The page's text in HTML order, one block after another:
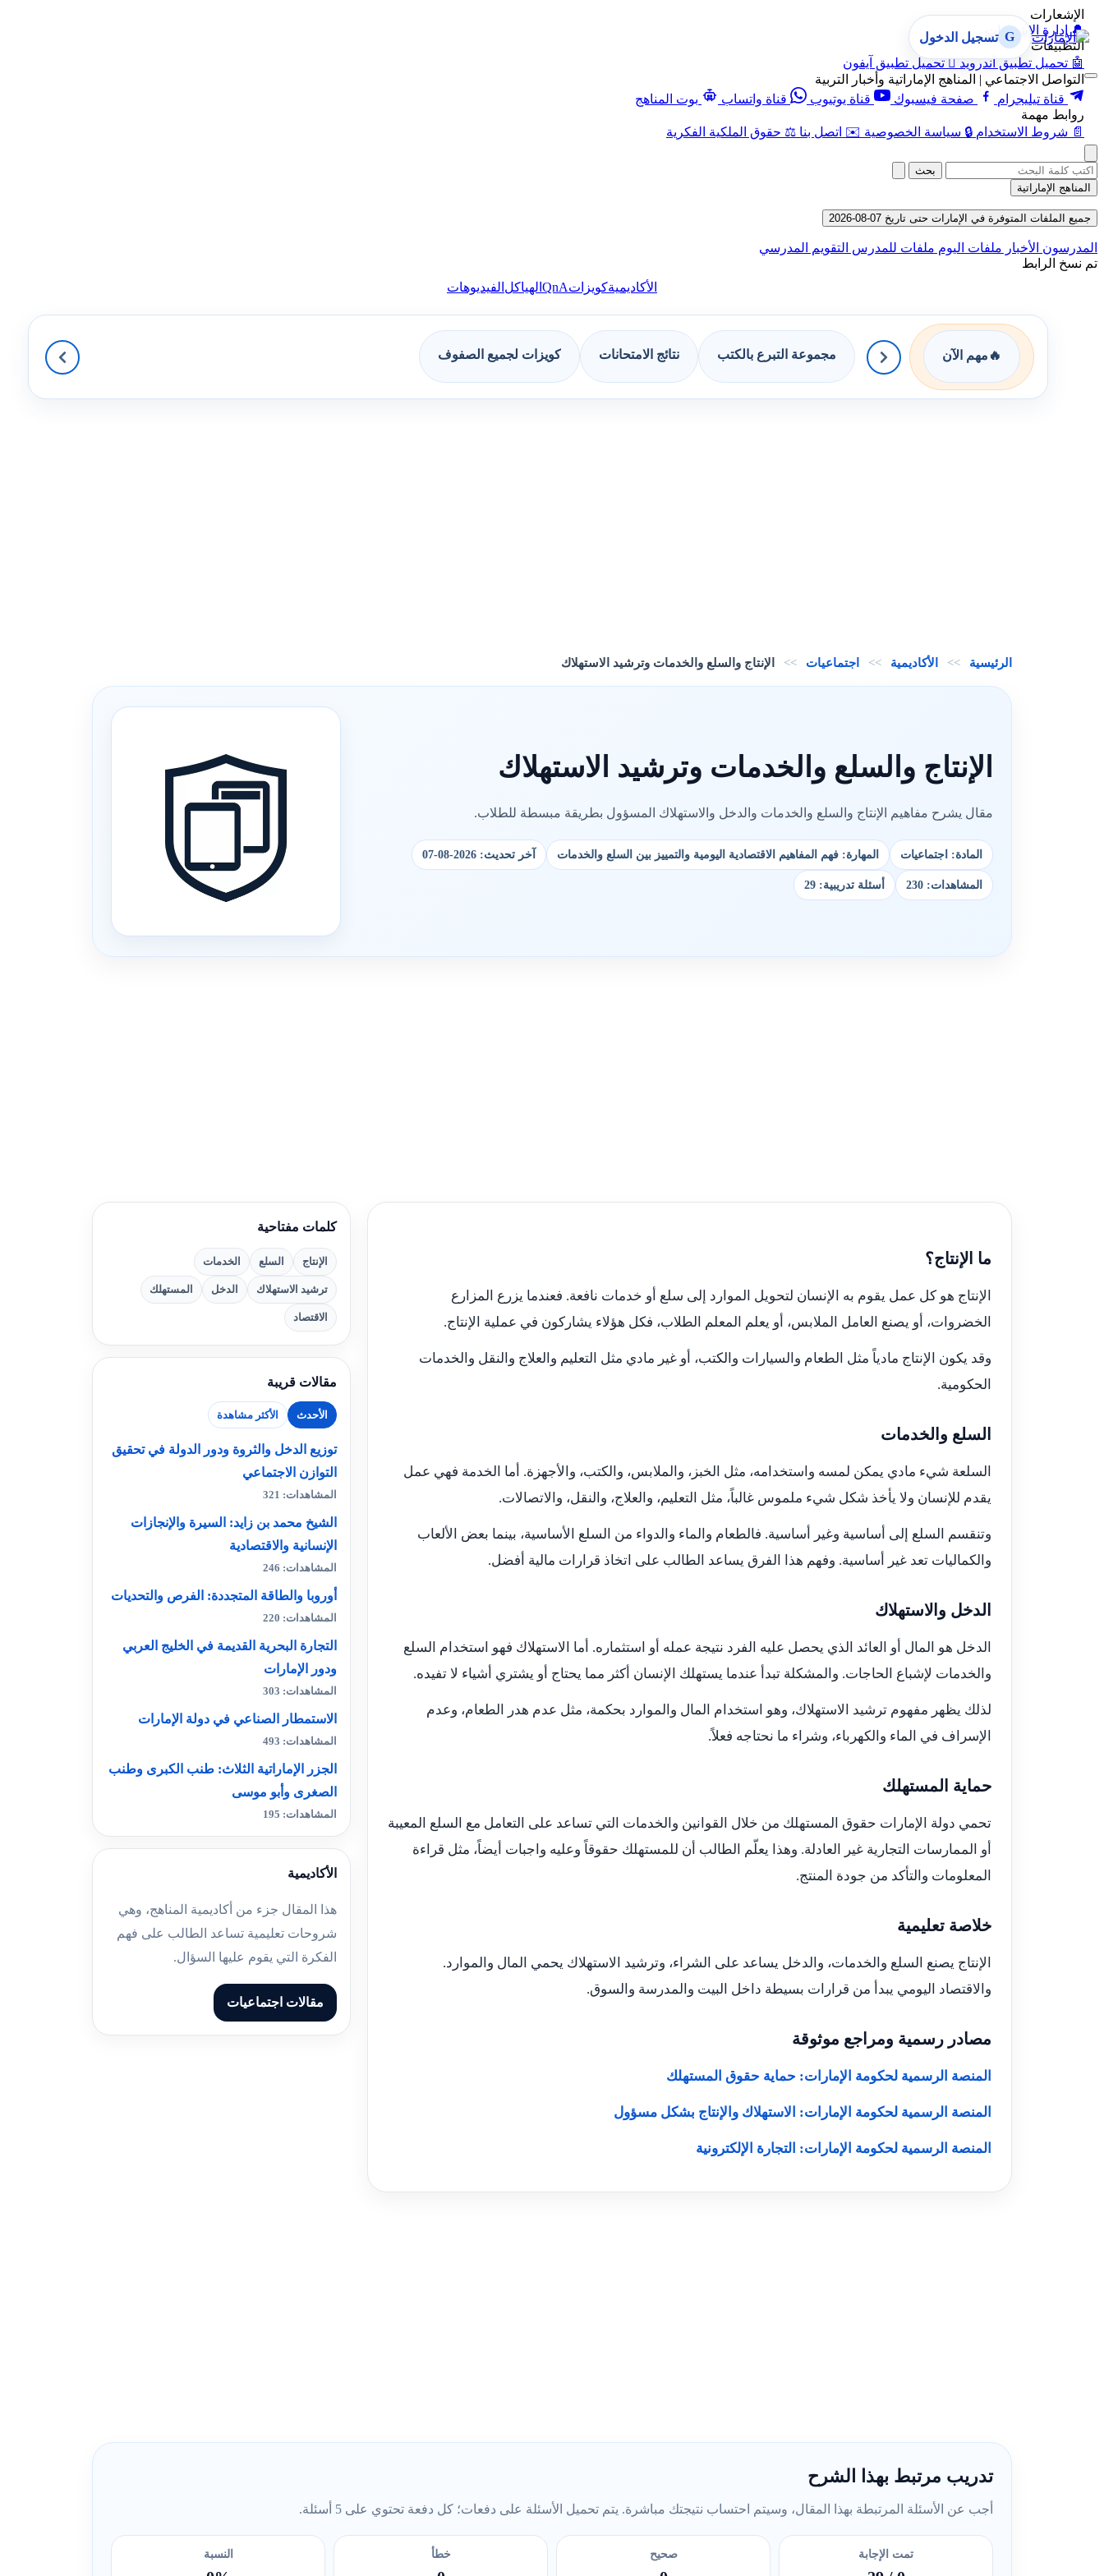
الإشعارات
🔔 إدارة الإشعارات
التطبيقات
🤖 تحميل تطبيق أندرويد  تحميل تطبيق آيفون
التواصل الاجتماعي | المناهج الإماراتية وأخبار التربية
قناة تيليجرام
صفحة فيسبوك قناة يوتيوب قناة واتساب
بوت المناهج
روابط مهمة
📄 شروط الاستخدام 🔒 سياسة الخصوصية ✉️ اتصل بنا ⚖️ حقوق الملكية الفكرية
G تسجيل الدخول
بحث
المناهج الإماراتية
جميع الملفات المتوفرة في الإمارات حتى تاريخ 07-08-2026
المدرسون الأخبار ملفات اليوم ملفات للمدرس التقويم المدرسي
تم نسخ الرابط
الأكاديميةكويزاتQnA الهياكل الفيديوهات
🔥 مهم الآن مجموعة التبرع بالكتب نتائج الامتحانات كويزات لجميع الصفوف
الرئيسية >> الأكاديمية >> اجتماعيات >> الإنتاج والسلع والخدمات وترشيد الاستهلاك
الإنتاج والسلع والخدمات وترشيد الاستهلاك
مقال يشرح مفاهيم الإنتاج والسلع والخدمات والدخل والاستهلاك المسؤول بطريقة مبسطة للطلاب.
المادة: اجتماعيات المهارة: فهم المفاهيم الاقتصادية اليومية والتمييز بين السلع والخدمات آخر تحديث: 2026-08-07
المشاهدات: 230 أسئلة تدريبية: 29
ما الإنتاج؟
الإنتاج هو كل عمل يقوم به الإنسان لتحويل الموارد إلى سلع أو خدمات نافعة. فعندما يزرع المزارع
الخضروات، أو يصنع العامل الملابس، أو يعلم المعلم الطلاب، فكل هؤلاء يشاركون في عملية الإنتاج.
وقد يكون الإنتاج مادياً مثل الطعام والسيارات والكتب، أو غير مادي مثل التعليم والعلاج والنقل والخدمات
الحكومية.
السلع والخدمات
السلعة شيء مادي يمكن لمسه واستخدامه، مثل الخبز، والملابس، والكتب، والأجهزة. أما الخدمة فهي عمل
يقدم للإنسان ولا يأخذ شكل شيء ملموس غالباً، مثل التعليم، والعلاج، والنقل، والاتصالات.
وتنقسم السلع إلى أساسية وغير أساسية. فالطعام والماء والدواء من السلع الأساسية، بينما بعض الألعاب
والكماليات تعد غير أساسية. وفهم هذا الفرق يساعد الطالب على اتخاذ قرارات مالية أفضل.
الدخل والاستهلاك
الدخل هو المال أو العائد الذي يحصل عليه الفرد نتيجة عمله أو استثماره. أما الاستهلاك فهو استخدام السلع
والخدمات لإشباع الحاجات. والمشكلة تبدأ عندما يستهلك الإنسان أكثر مما يحتاج أو يشتري أشياء لا تفيده.
لذلك يظهر مفهوم ترشيد الاستهلاك، وهو استخدام المال والموارد بحكمة، مثل عدم هدر الطعام، وعدم
الإسراف في الماء والكهرباء، وشراء ما نحتاجه فعلاً.
حماية المستهلك
تحمي دولة الإمارات حقوق المستهلك من خلال القوانين والخدمات التي تساعد على التعامل مع السلع المعيبة
أو الممارسات التجارية غير العادلة. وهذا يعلّم الطالب أن للمستهلك حقوقاً وعليه واجبات أيضاً، مثل قراءة
المعلومات والتأكد من جودة المنتج.
خلاصة تعليمية
الإنتاج يصنع السلع والخدمات، والدخل يساعد على الشراء، وترشيد الاستهلاك يحمي المال والموارد.
والاقتصاد اليومي يبدأ من قرارات بسيطة داخل البيت والمدرسة والسوق.
مصادر رسمية ومراجع موثوقة
المنصة الرسمية لحكومة الإمارات: حماية حقوق المستهلك
المنصة الرسمية لحكومة الإمارات: الاستهلاك والإنتاج بشكل مسؤول
المنصة الرسمية لحكومة الإمارات: التجارة الإلكترونية
كلمات مفتاحية
الإنتاج السلع الخدمات
ترشيد الاستهلاك الدخل المستهلك
الاقتصاد
مقالات قريبة
الأحدث الأكثر مشاهدة
توزيع الدخل والثروة ودور الدولة في تحقيق
التوازن الاجتماعي
المشاهدات: 321
الشيخ محمد بن زايد: السيرة والإنجازات
الإنسانية والاقتصادية
المشاهدات: 246
أوروبا والطاقة المتجددة: الفرص والتحديات
المشاهدات: 220
التجارة البحرية القديمة في الخليج العربي
ودور الإمارات
المشاهدات: 303
الاستمطار الصناعي في دولة الإمارات
المشاهدات: 493
الجزر الإماراتية الثلاث: طنب الكبرى وطنب
الصغرى وأبو موسى
المشاهدات: 195
الأكاديمية
هذا المقال جزء من أكاديمية المناهج، وهي
شروحات تعليمية تساعد الطالب على فهم
الفكرة التي يقوم عليها السؤال.
مقالات اجتماعيات
تدريب مرتبط بهذا الشرح
أجب عن الأسئلة المرتبطة بهذا المقال، وسيتم احتساب نتيجتك مباشرة. يتم تحميل الأسئلة على دفعات؛ كل دفعة تحتوي على 5 أسئلة.
تمت الإجابة صحيح خطأ النسبة